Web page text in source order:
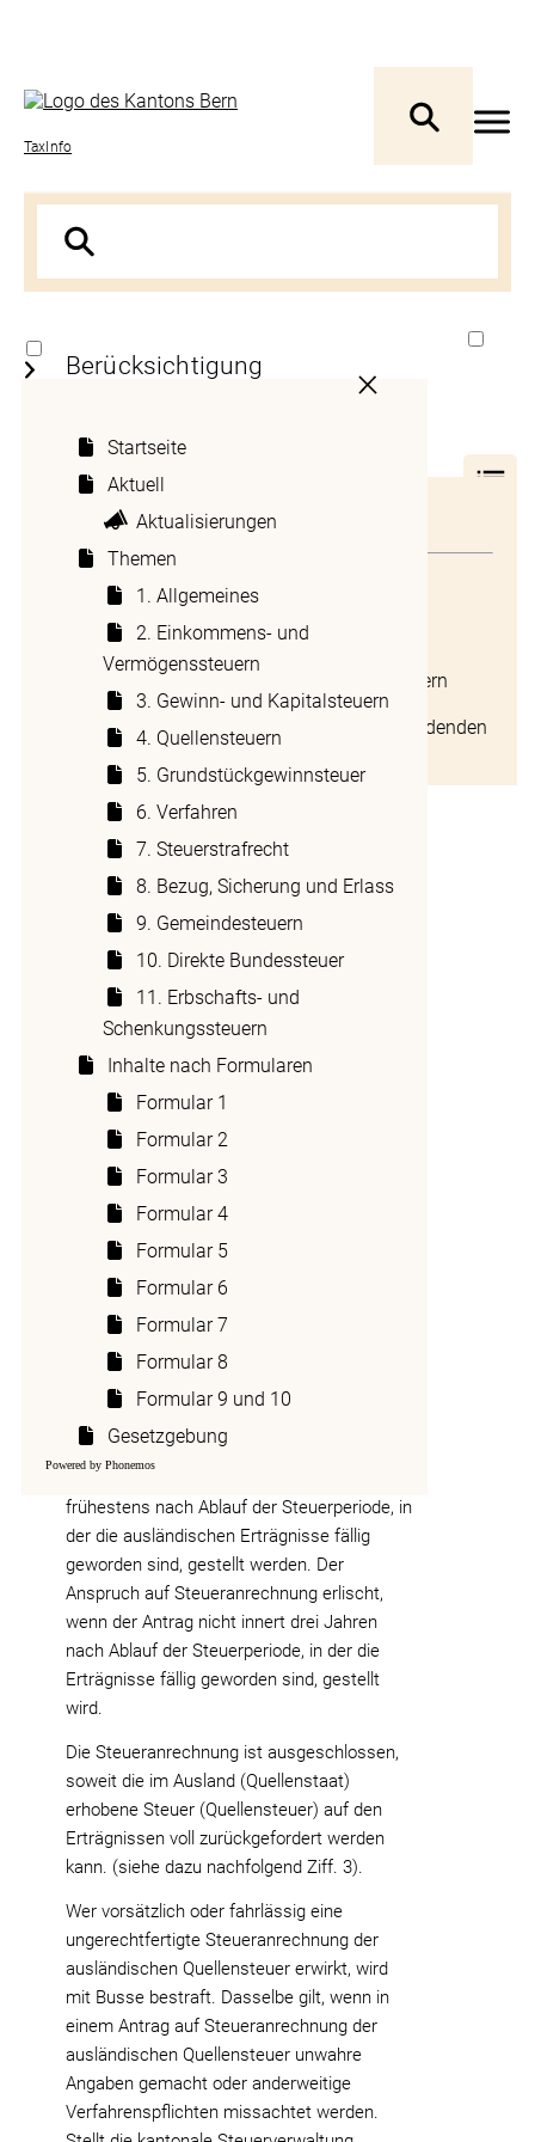
TaxInfo
Startseite
Aktuell
Aktualisierungen
Themen
1. Allgemeines
2. Einkommens- und
Vermögenssteuern
3. Gewinn- und Kapitalsteuern
4. Quellensteuern
5. Grundstückgewinnsteuer
6. Verfahren
7. Steuerstrafrecht
8. Bezug, Sicherung und Erlass
9. Gemeindesteuern
10. Direkte Bundessteuer
11. Erbschafts- und
Schenkungssteuern
Inhalte nach Formularen
Formular 1
Formular 2
Formular 3
Formular 4
Formular 5
Formular 6
Formular 7
Formular 8
Formular 9 und 10
Gesetzgebung
Powered by Phonemos
Berücksichtigung
ausländischer Steuern auf
Lizenzgebühren
1 Grundsatz
aus ausländischen Quellen stammen, sind in
der Schweiz steuerbar (Art. 24 StG
diese Einkünfte im Ausland zum Teil
zusätzlich einer Quellensteuer unterliegen,
2 Steueranrechnung
Die Doppelbesteuerung kann durch eine
Anrechnung der ausländischen
Quellensteuer an die schweizerische Steuer
vermieden werden. Anspruch auf die
sogenannte Steueranrechnung haben alle
natürlichen und juristischen Personen, die
ihren Wohnsitz bzw. Sitz in der Schweiz
haben und hier für Erträgnisse aus
Staaten steuerpflichtig sind (
Vertragsstaaten).
Die Steueranrechnung ist jedes Jahr neu zu
beantragen. Zur Verfügung stehen:
- für Dividenden und Zinsen: das
(natürliche Personen)
- für Dividenden und Zinsen: das
(juristische Personen und sonstige)
- für Lizenzgebühren: das
Anträge auf Steueranrechnung können
frühestens nach Ablauf der Steuerperiode, in
der die ausländischen Erträgnisse fällig
geworden sind, gestellt werden. Der
Anspruch auf Steueranrechnung erlischt,
wenn der Antrag nicht innert drei Jahren
nach Ablauf der Steuerperiode, in der die
Erträgnisse fällig geworden sind, gestellt
wird.
Die Steueranrechnung ist ausgeschlossen,
soweit die im Ausland (Quellenstaat)
erhobene Steuer (Quellensteuer) auf den
Erträgnissen voll zurückgefordert werden
kann. (siehe dazu nachfolgend Ziff. 3).
Wer vorsätzlich oder fahrlässig eine
ungerechtfertigte Steueranrechnung der
ausländischen Quellensteuer erwirkt, wird
mit Busse bestraft. Dasselbe gilt, wenn in
einem Antrag auf Steueranrechnung der
ausländischen Quellensteuer unwahre
Angaben gemacht oder anderweitige
Verfahrenspflichten missachtet werden.
Inhaltsverzeichnis
1 Grundsatz
2 Steueranrechnung
3 Erstattung ausländischer Quellensteuern
4 Zusätzlicher Steuerrückbehalt auf Dividenden
und Zinsen aus den USA